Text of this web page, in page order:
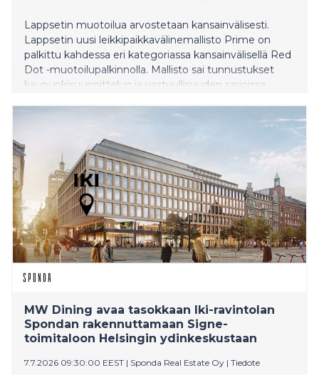
Lappsetin muotoilua arvostetaan kansainvälisesti.
Lappsetin uusi leikkipaikkavälinemallisto Prime on
palkittu kahdessa eri kategoriassa kansainvälisellä Red
Dot -muotoilupalkinnolla. Mallisto sai tunnustukset
kaupunkisuunnittelun ja vastuullisuuden sarjoissa.
Saksan Essenissä pidetyssä gaalassa.
MW Dining avaa tasokkaan Iki-ravintolan
Spondan rakennuttamaan Signe-
toimitaloon Helsingin ydinkeskustaan
7.7.2026 09:30:00 EEST | Sponda Real Estate Oy | Tiedote